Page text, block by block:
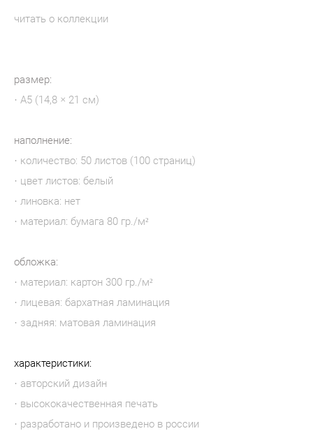
читать о коллекции
размер:
· А5 (14,8 × 21 см)
наполнение:
· количество: 50 листов (100 страниц)
· цвет листов: белый
· линовка: нет
· материал: бумага 80 гр./м²
обложка:
· материал: картон 300 гр./м²
· лицевая: бархатная ламинация
· задняя: матовая ламинация
характеристики:
· авторский дизайн
· высококачественная печать
· разработано и произведено в россии